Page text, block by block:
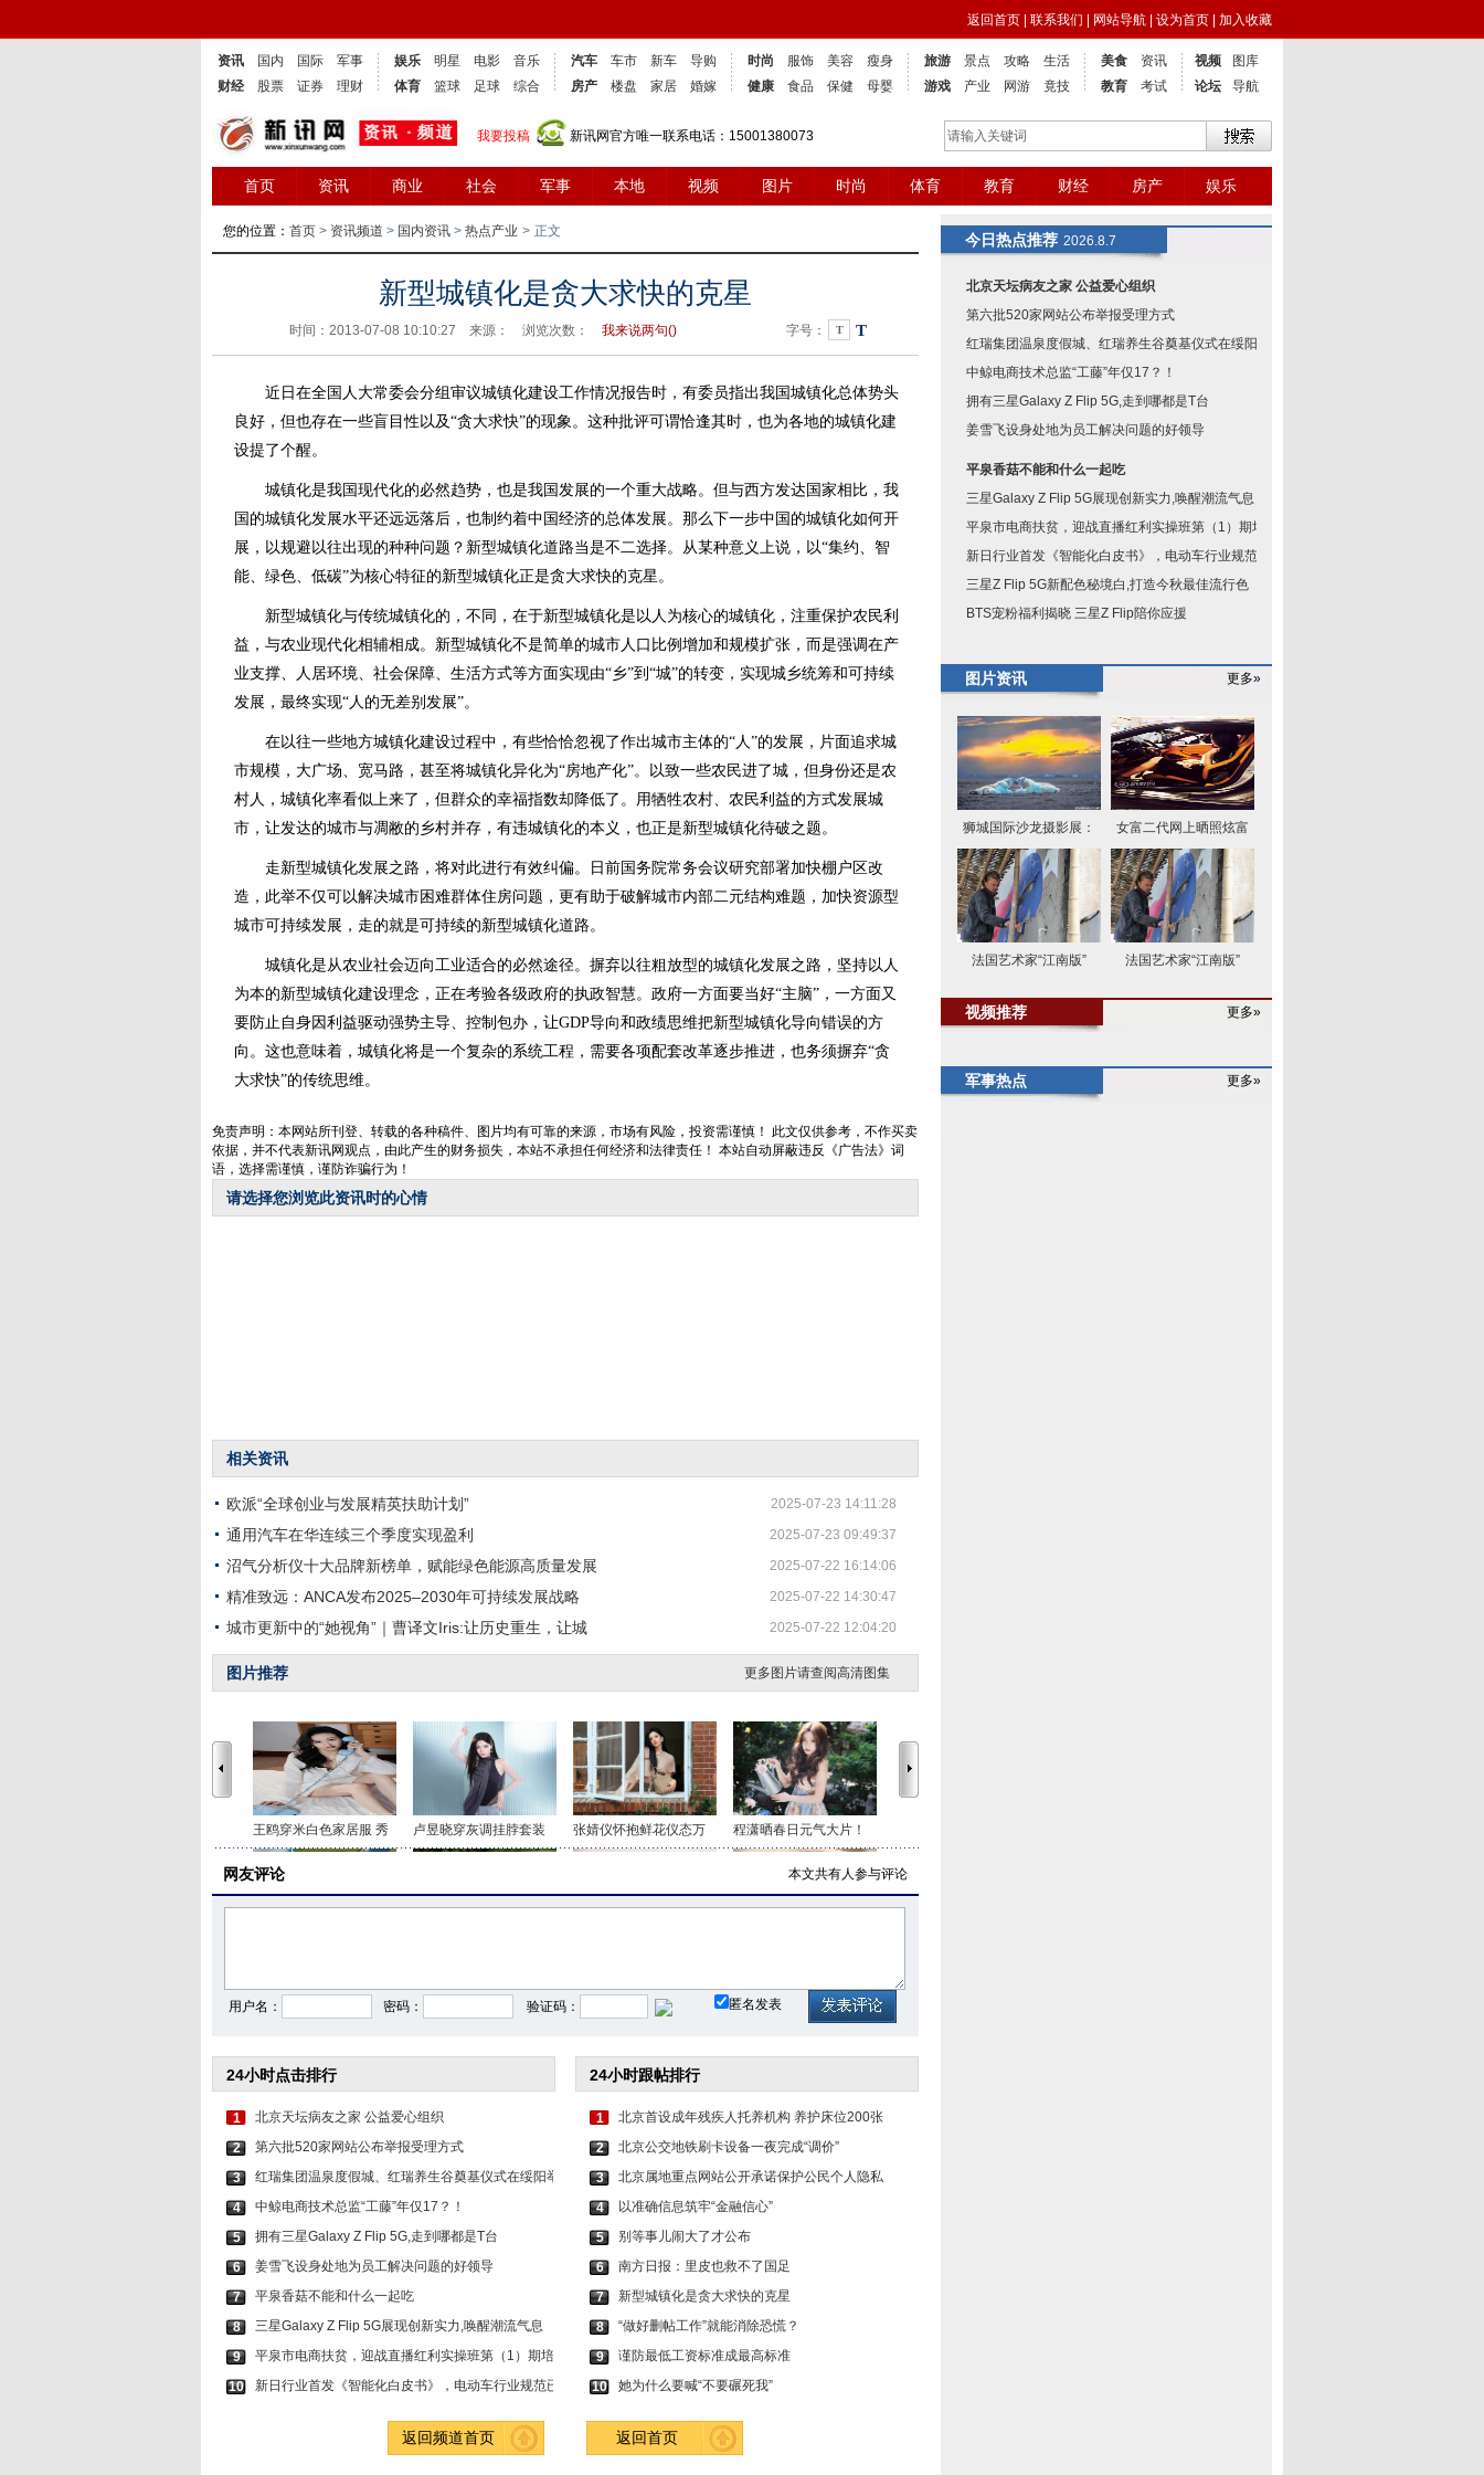
返回首页 联系我们 网站导航 设为首页 加入收藏
资讯 国内 国际
军事
财经
股票 证券 理财
娱乐 明星 电影
音乐
体育
篮球 足球 综合
汽车 车市 新车
导购
房产
楼盘 家居 婚嫁
时尚 服饰 美容
瘦身
健康
食品 保健 母婴
旅游 景点 攻略
生活
游戏
产业 网游 竟技
美食
资讯
教育
考试
视频
图库
论坛
导航
我要投稿 新讯网官方唯一联系电话：15001380073
首页 资讯 商业 社会 军事 本地 视频 图片 时尚 体育 教育 财经 房产 娱乐
您的位置： 首页 > 资讯频道 > 国内资讯 > 热点产业 > 正文
新型城镇化是贪大求快的克星
时间：2013-07-08 10:10:27 来源： 浏览次数： 我来说两句() 字号： T T
近日在全国人大常委会分组审议城镇化建设工作情况报告时，有委员指出我国城镇化总体势头
良好，但也存在一些盲目性以及“贪大求快”的现象。这种批评可谓恰逢其时，也为各地的城镇化建
设提了个醒。
城镇化是我国现代化的必然趋势，也是我国发展的一个重大战略。但与西方发达国家相比，我
国的城镇化发展水平还远远落后，也制约着中国经济的总体发展。那么下一步中国的城镇化如何开
展，以规避以往出现的种种问题？新型城镇化道路当是不二选择。从某种意义上说，以“集约、智
能、绿色、低碳”为核心特征的新型城镇化正是贪大求快的克星。
新型城镇化与传统城镇化的，不同，在于新型城镇化是以人为核心的城镇化，注重保护农民利
益，与农业现代化相辅相成。新型城镇化不是简单的城市人口比例增加和规模扩张，而是强调在产
业支撑、人居环境、社会保障、生活方式等方面实现由“乡”到“城”的转变，实现城乡统筹和可持续
发展，最终实现“人的无差别发展”。
在以往一些地方城镇化建设过程中，有些恰恰忽视了作出城市主体的“人”的发展，片面追求城
市规模，大广场、宽马路，甚至将城镇化异化为“房地产化”。以致一些农民进了城，但身份还是农
村人，城镇化率看似上来了，但群众的幸福指数却降低了。用牺牲农村、农民利益的方式发展城
市，让发达的城市与凋敝的乡村并存，有违城镇化的本义，也正是新型城镇化待破之题。
走新型城镇化发展之路，将对此进行有效纠偏。日前国务院常务会议研究部署加快棚户区改
造，此举不仅可以解决城市困难群体住房问题，更有助于破解城市内部二元结构难题，加快资源型
城市可持续发展，走的就是可持续的新型城镇化道路。
城镇化是从农业社会迈向工业适合的必然途径。摒弃以往粗放型的城镇化发展之路，坚持以人
为本的新型城镇化建设理念，正在考验各级政府的执政智慧。政府一方面要当好“主脑”，一方面又
要防止自身因利益驱动强势主导、控制包办，让GDP导向和政绩思维把新型城镇化导向错误的方
向。这也意味着，城镇化将是一个复杂的系统工程，需要各项配套改革逐步推进，也务须摒弃“贪
大求快”的传统思维。
免责声明：本网站所刊登、转载的各种稿件、图片均有可靠的来源，市场有风险，投资需谨慎！ 此文仅供参考，不作买卖
依据，并不代表新讯网观点，由此产生的财务损失，本站不承担任何经济和法律责任！ 本站自动屏蔽违反《广告法》词
语，选择需谨慎，谨防诈骗行为！
请选择您浏览此资讯时的心情
相关资讯
欧派“全球创业与发展精英扶助计划” 2025-07-23 14:11:28
通用汽车在华连续三个季度实现盈利 2025-07-23 09:49:37
沼气分析仪十大品牌新榜单，赋能绿色能源高质量发展 2025-07-22 16:14:06
精准致远：ANCA发布2025–2030年可持续发展战略 2025-07-22 14:30:47
城市更新中的“她视角”｜曹译文Iris:让历史重生，让城 2025-07-22 12:04:20
更多图片请查阅高清图集
图片推荐
王鸥穿米白色家居服 秀 卢昱晓穿灰调挂脖套装 张婧仪怀抱鲜花仪态万 程潇晒春日元气大片！
网友评论 本文共有人参与评论
用户名： 密码： 验证码： 匿名发表
24小时点击排行
1
北京天坛病友之家 公益爱心组织
2
第六批520家网站公布举报受理方式
3
红瑞集团温泉度假城、红瑞养生谷奠基仪式在绥阳举
4
中鲸电商技术总监“工藤”年仅17？！
5
拥有三星Galaxy Z Flip 5G,走到哪都是T台
6
姜雪飞设身处地为员工解决问题的好领导
7
平泉香菇不能和什么一起吃
8
三星Galaxy Z Flip 5G展现创新实力,唤醒潮流气息
9
平泉市电商扶贫，迎战直播红利实操班第（1）期培
10
新日行业首发《智能化白皮书》，电动车行业规范已
24小时跟帖排行
1
北京首设成年残疾人托养机构 养护床位200张
2
北京公交地铁刷卡设备一夜完成“调价”
3
北京属地重点网站公开承诺保护公民个人隐私
4
以准确信息筑牢“金融信心”
5
别等事儿闹大了才公布
6
南方日报：里皮也救不了国足
7
新型城镇化是贪大求快的克星
8
“做好删帖工作”就能消除恐慌？
9
谨防最低工资标准成最高标准
10
她为什么要喊“不要碾死我”
返回频道首页 返回首页
今日热点推荐 2026.8.7
北京天坛病友之家 公益爱心组织
第六批520家网站公布举报受理方式
红瑞集团温泉度假城、红瑞养生谷奠基仪式在绥阳举
中鲸电商技术总监“工藤”年仅17？！
拥有三星Galaxy Z Flip 5G,走到哪都是T台
姜雪飞设身处地为员工解决问题的好领导
平泉香菇不能和什么一起吃
三星Galaxy Z Flip 5G展现创新实力,唤醒潮流气息
平泉市电商扶贫，迎战直播红利实操班第（1）期培
新日行业首发《智能化白皮书》，电动车行业规范已
三星Z Flip 5G新配色秘境白,打造今秋最佳流行色
BTS宠粉福利揭晓 三星Z Flip陪你应援
图片资讯 更多»
狮城国际沙龙摄影展： 女富二代网上晒照炫富
法国艺术家“江南版” 法国艺术家“江南版”
视频推荐 更多»
军事热点 更多»